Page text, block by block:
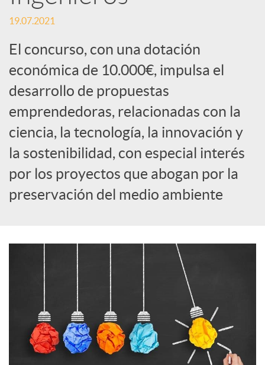
S
o
c
i
a
l
19.07.2021
El concurso, con una dotación
económica de 10.000€, impulsa el
desarrollo de propuestas
emprendedoras, relacionadas con la
ciencia, la tecnología, la innovación y
la sostenibilidad, con especial interés
por los proyectos que abogan por la
preservación del medio ambiente